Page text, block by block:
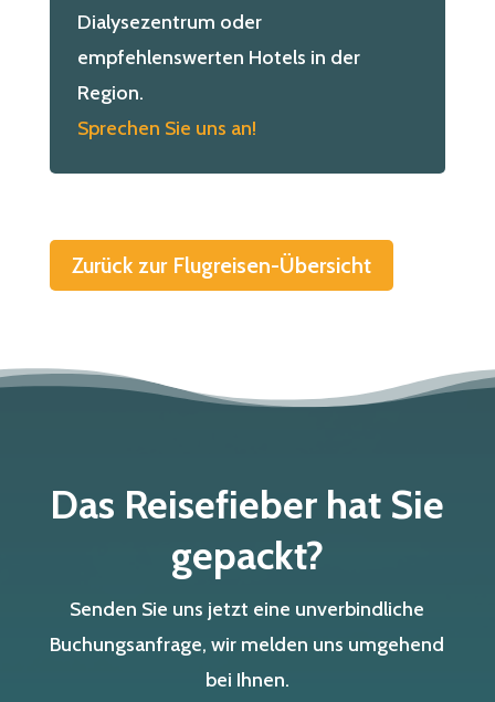
Dialysezentrum oder
empfehlenswerten Hotels in der
Region.
Sprechen Sie uns an!
Zurück zur Flugreisen-Übersicht
Das Reisefieber hat Sie
gepackt?
Senden Sie uns jetzt eine unverbindliche
Buchungsanfrage, wir melden uns umgehend
bei Ihnen.